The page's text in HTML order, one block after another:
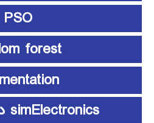
PSO
forest
simElectronics در Simulink